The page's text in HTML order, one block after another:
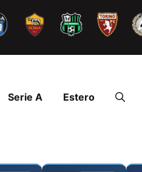
Serie A Estero